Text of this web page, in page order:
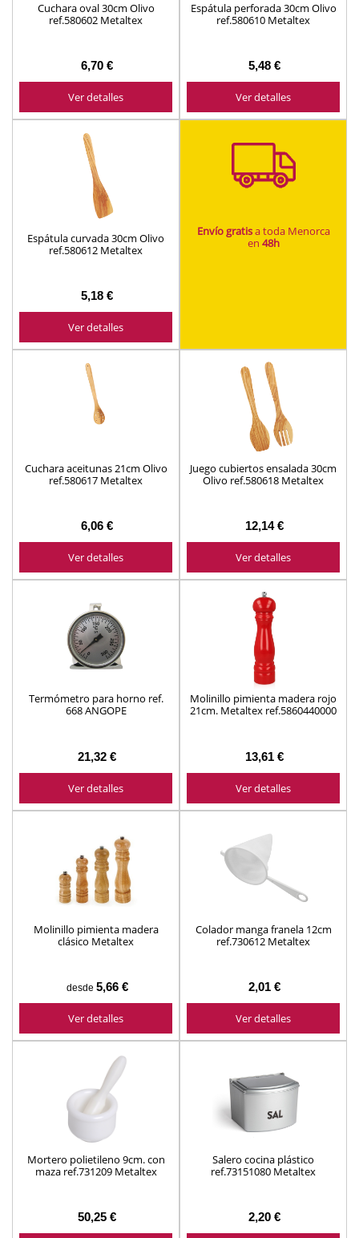
Cuchara oval 30cm Olivo
ref.580602 Metaltex
6,70 €
Ver detalles
Espátula perforada 30cm Olivo
ref.580610 Metaltex
5,48 €
Ver detalles
Espátula curvada 30cm Olivo
ref.580612 Metaltex
5,18 €
Ver detalles
Envío gratisa toda Menorca
en 48h
Cuchara aceitunas 21cm Olivo
ref.580617 Metaltex
6,06 €
Ver detalles
Juego cubiertos ensalada 30cm
Olivo ref.580618 Metaltex
12,14 €
Ver detalles
Termómetro para horno ref.
668 ANGOPE
21,32 €
Ver detalles
Molinillo pimienta madera rojo
21cm. Metaltex ref.5860440000
13,61 €
Ver detalles
Molinillo pimienta madera
clásico Metaltex
desde 5,66 €
Ver detalles
Colador manga franela 12cm
ref.730612 Metaltex
2,01 €
Ver detalles
Mortero polietileno 9cm. con
maza ref.731209 Metaltex
50,25 €
Salero cocina plástico
ref.73151080 Metaltex
2,20 €